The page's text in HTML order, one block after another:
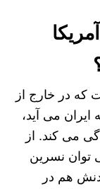
که در خارج از
می آید،
می کند. از
توان نسرین
هم در